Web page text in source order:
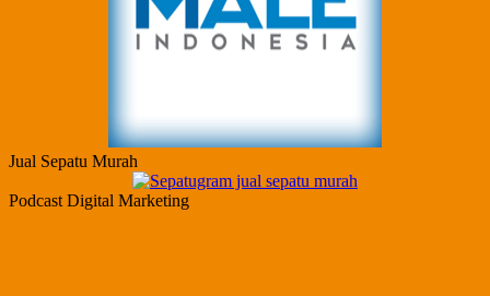
Jual Sepatu Murah
Podcast Digital Marketing